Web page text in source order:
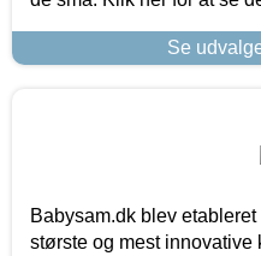
Se
Babysam.dk blev
største og mest